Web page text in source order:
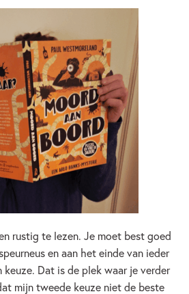
rustig te lezen. Je moet best goed
en aan het einde van ieder
keuze. Dat is de plek waar je verder
mijn tweede keuze niet de beste